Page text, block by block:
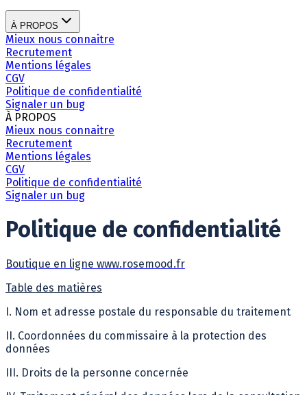
À PROPOS
Mieux nous connaitre
Recrutement
Mentions légales
CGV
Politique de confidentialité
Signaler un bug
À PROPOS
Mieux nous connaitre
Recrutement
Mentions légales
CGV
Politique de confidentialité
Signaler un bug
Politique de confidentialité
Boutique en ligne www.rosemood.fr
Table des matières
I. Nom et adresse postale du responsable du traitement
II. Coordonnées du commissaire à la protection des
données
III. Droits de la personne concernée